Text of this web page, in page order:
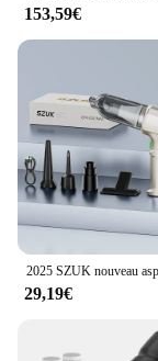
153,59€
29,19€